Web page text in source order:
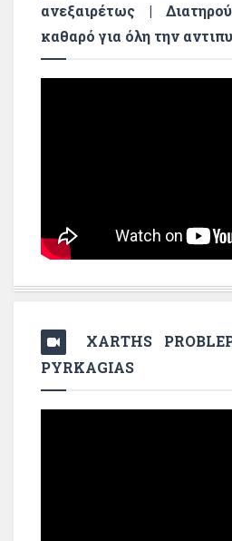
ανεξαιρέτως |
καθαρό για όλη την
XARTHS
PYRKAGIAS